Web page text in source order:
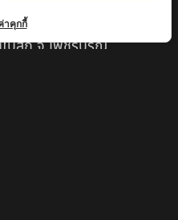
ปาง
บสถ์ จ.เพชรบูรณ์
าคุกกี้